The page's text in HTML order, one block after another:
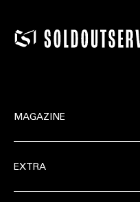
MAGAZINE
EXTRA